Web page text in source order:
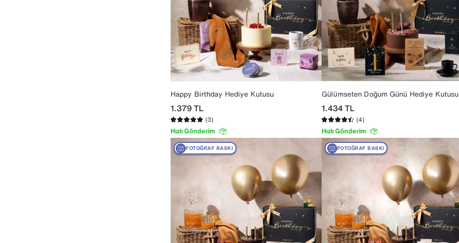
Happy Birthday Hediye Kutusu
1.379TL
(3)
Hızlı Gönderim
Gülümseten Doğum Günü Hediye Kutusu
1.434TL
(4)
Hızlı Gönderim
FOTOĞRAF BASKI FOTOĞRAF BASKI